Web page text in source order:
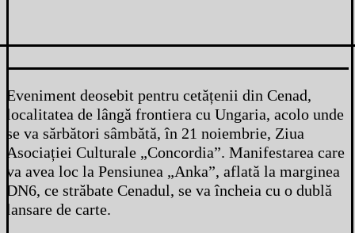
Eveniment deosebit pentru cetățenii din Cenad,
localitatea de lângă frontiera cu Ungaria, acolo unde
se va sărbători sâmbătă, în 21 noiembrie, Ziua
Asociației Culturale „Concordia”. Manifestarea care
va avea loc la Pensiunea „Anka”, aflată la marginea
DN6, ce străbate Cenadul, se va încheia cu o dublă
lansare de carte.